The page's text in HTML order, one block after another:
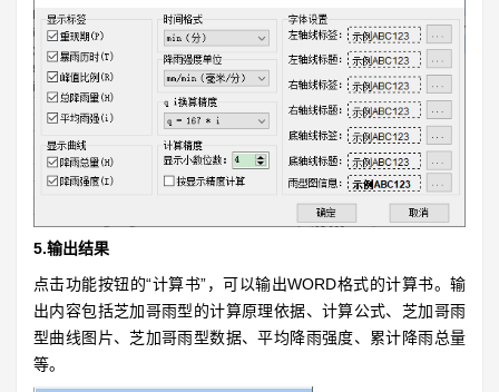
5.输出结果
点击功能按钮的“计算书”，可以输出WORD格式的计算书。输
出内容包括芝加哥雨型的计算原理依据、计算公式、芝加哥雨
型曲线图片、芝加哥雨型数据、平均降雨强度、累计降雨总量
等。